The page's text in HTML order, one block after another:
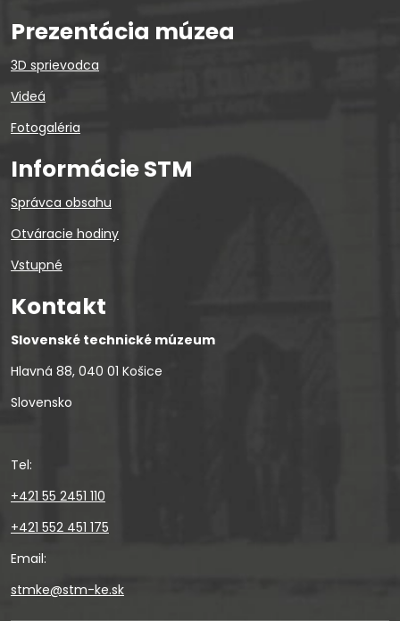
Prezentácia múzea
3D sprievodca
Videá
Fotogaléria
Informácie STM
Správca obsahu
Otváracie hodiny
Vstupné
Kontakt
Slovenské technické múzeum
Hlavná 88, 040 01 Košice
Slovensko
Tel:
+421 55 2451 110
+421 552 451 175
Email:
stmke@stm-ke.sk